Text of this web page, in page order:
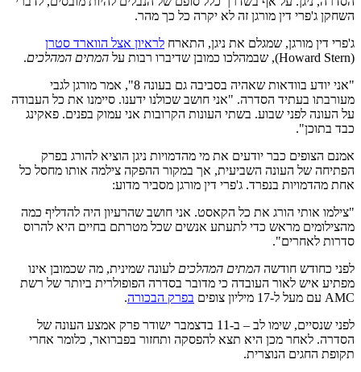
השחקן ג'פרי דין מורגן זה לא יקרה כל כך מהר.
ג'פרי דין מורגן, שמגלם את ניגן, התארח לראיון אצל הווארד סטרן
(Howard Stern), שבמהלכו כמובן שדיברו רבות על
המתים המהלכים.
"אני יודע בוודאות שאהיה בסביבה גם בעונה 8", אמר מורגן לגבי
מעורבתו בעתיד הסדרה. "אני חושב שכולנו ידענו. סיימנו את כל העבודה
על העונה לפני שבוע. בשתי העונות הקרובות אני עמוק בפנים. פאקינג
כבד בתוכן".
אמנם הצופים כבר יודעים את מי מהדמויות ניגן הוציא להורג בפרק
הפתיחה של העונה השביעית, אך במקור ההפקה צילמה אותו מחסל כל
אחת מהדמויות בנפרד. ג'פרי דין מורגן מסביר מדוע:
"צילמו אותי הורג את כל הקאסט. אני חושב שהרעיון היה להדליף כמה
מהצילומים מראש כדי לתעתע אנשים שכל מטרתם בחיים היא להרוס
סדרות לאחרים".
לפני כחודש חודשה המתים המהלכים לעונה שמינית, מה שכמובן אינו
מפתיע איש לאור העובדה כי מדובר בסדרה הפופולרית ביותר של רשת
AMC עם מעל ל-17 מיליון צופים
בפרק הבכורה.
לפני שנסיים, שימו לב – ב-11 בדצמבר ישודר פרק אמצע העונה של
הסדרה. לאחר מכן היא תצא להפסקה ותחזור בפברואר, כלומר אחרי
תקופת החגים הנוצרית.